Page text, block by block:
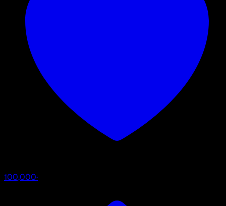
100,000·